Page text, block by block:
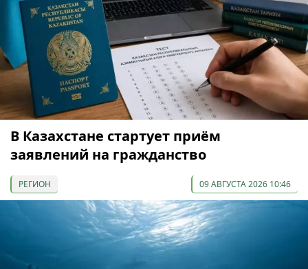
В Казахстане стартует приём
заявлений на гражданство
РЕГИОН 09 АВГУСТА 2026 10:46